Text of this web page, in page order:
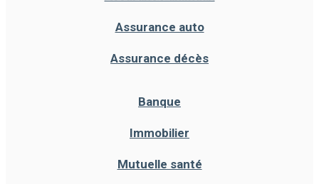
Assurance auto
Assurance décès
Banque
Immobilier
Mutuelle santé